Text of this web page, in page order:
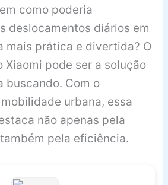
er
e
st
k
e
dI
n
d
di
t
e
como poderia
deslocamentos diários em
mais prática e divertida? O
pode ser a solução
buscando. Com o
urbana, essa
não apenas pela
pela eficiência.